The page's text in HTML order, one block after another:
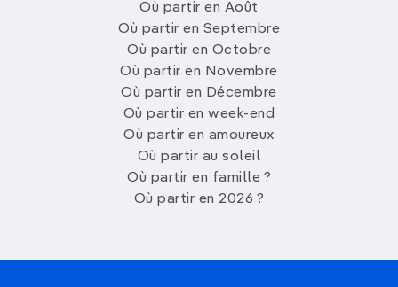
Où partir en Août
Où partir en Septembre
Où partir en Octobre
Où partir en Novembre
Où partir en Décembre
Où partir en week-end
Où partir en amoureux
Où partir au soleil
Où partir en famille ?
Où partir en 2026 ?